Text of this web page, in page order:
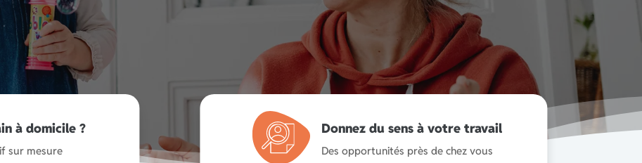
à domicile ?
sur mesure
Donnez du sens à votre travail
Des opportunités près de chez vous